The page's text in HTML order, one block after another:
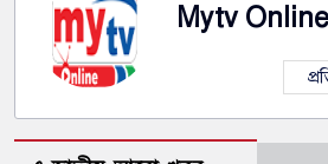
Mytv Online